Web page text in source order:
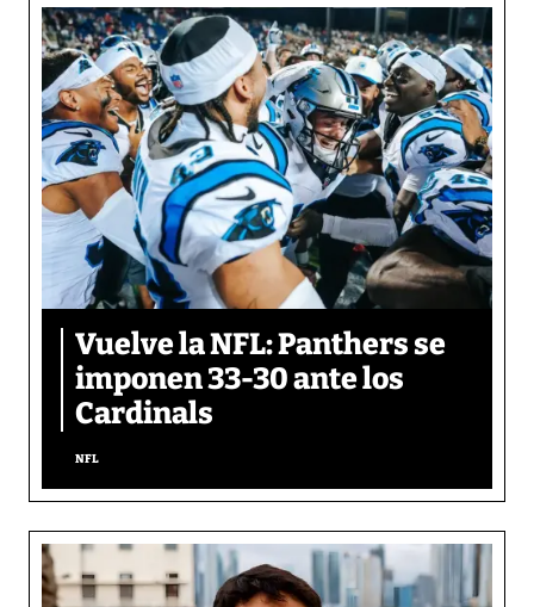
Vuelve la NFL: Panthers se
imponen 33-30 ante los
Cardinals
NFL